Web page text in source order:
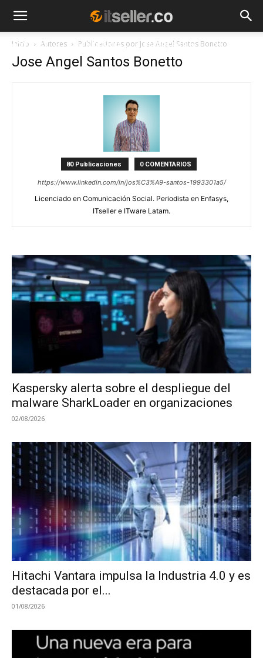
NOTICIAS TENDENCIAS EMPRESAS
Inicio Autores Publicaciones por Jose Angel Santos Bonetto
Jose Angel Santos Bonetto
80 Publicaciones 0 COMENTARIOS
https://www.linkedin.com/in/jos%C3%A9-santos-1993301a5/
Licenciado en Comunicación Social. Periodista en Enfasys,
ITseller e ITware Latam.
Kaspersky alerta sobre el despliegue del
malware SharkLoader en organizaciones
02/08/2026
Hitachi Vantara impulsa la Industria 4.0 y es
destacada por el...
01/08/2026